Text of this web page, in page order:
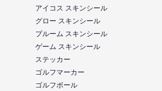
アイコス スキンシール
グロー スキンシール
プルーム スキンシール
ゲーム スキンシール
ステッカー
ゴルフマーカー
ゴルフボール